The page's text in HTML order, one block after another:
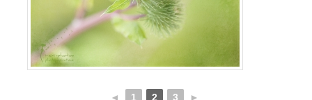
◄ 1 2 3 ►